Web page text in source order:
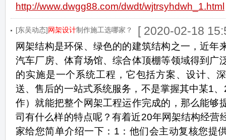
http://www.dwgg88.com/dwdt/wjtrsyhdwh_1.html
[东吴动态]网架设计制作施工选哪家？ [ 2020-02-18
网架结构是环保、绿色的的建筑结构之一，近年
汽车厂房、体育场馆、综合体顶棚等领域得到广
的实施是一个系统工程，它包括方案、设计、
送、售后的一站式系统服务，不是掌握其中某1
作）就能把整个网架工程运作完成的，那么能够
司有什么样的特点呢？有着近20年网架结构经营
家给您简单介绍一下：1：他们会主动复核您提